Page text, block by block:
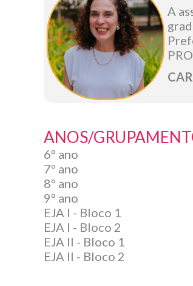
A
ANOS/
6º ano
7º ano
8º ano
9º ano
EJA I - Bloco 1
EJA I - Bloco 2
EJA II - Bloco 1
EJA II - Bloco 2